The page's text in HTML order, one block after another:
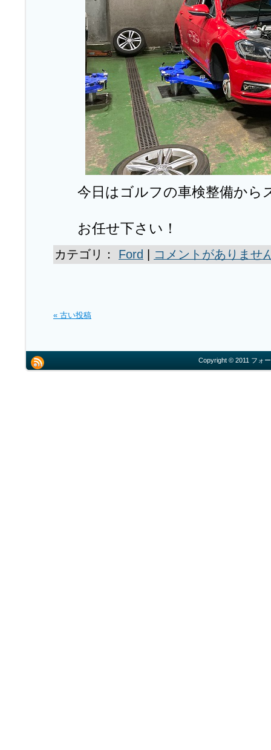
今日はゴルフの車検整備から
お任せ下さい！
カテゴリ： Ford コメントがありませ
« 古い投稿
Copyright © 2011 フォ